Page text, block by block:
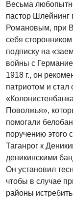
Весьма
пастор
Романовым, при
себя
подписку на
войны с
1918 г., он
патриотом и стал
Поволжья»,
помогали
поручению этого
Таганрог к
деникинскими
Он установил
чтобы в случае
районы